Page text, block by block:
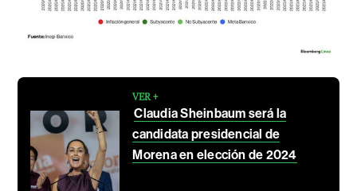
VER +
Claudia Sheinbaum será la
candidata presidencial de
Morena en elección de 2024